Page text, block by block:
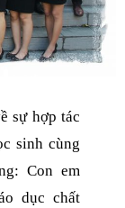
sự hợp tác
sinh cùng
Con em
dục chất